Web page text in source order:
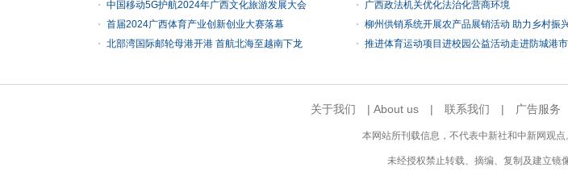
中国移动5G护航2024年广西文化旅游发展大会
广西政法机关优化法治化营商环境
首届2024广西体育产业创新创业大赛落幕
柳州供销系统开展农产品展销活动 助力乡村振
北部湾国际邮轮母港开港 首航北海至越南下龙
推进体育运动项目进校园公益活动走进防城港市
关于我们 | About us | 联系我们 | 广告服务
本网站所刊载信息，不代表中新社和中新网观点
未经授权禁止转载、摘编、复制及建立镜